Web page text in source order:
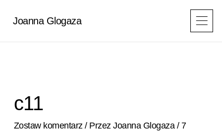
Joanna Glogaza
c11
Zostaw komentarz / PrzezJoanna Glogaza / 7